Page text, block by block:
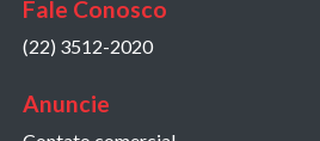
Fale Conosco
(22) 3512-2020
Anuncie